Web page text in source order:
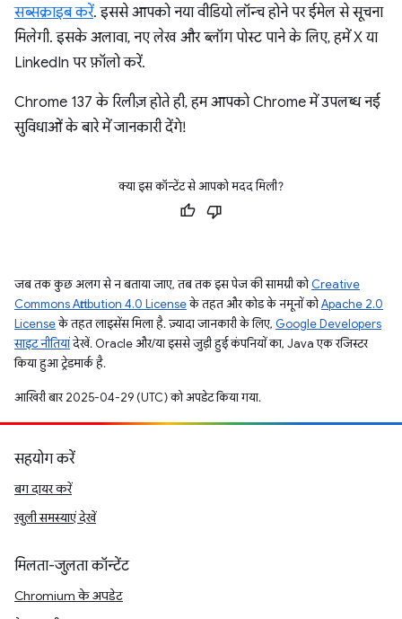
सब्सक्राइब करें. इससे आपको नया वीडियो लॉन्च होने पर ईमेल से सूचना
मिलेगी. इसके अलावा, नए लेख और ब्लॉग पोस्ट पाने के लिए, हमें X या
LinkedIn पर फ़ॉलो करें.
Chrome 137 के रिलीज़ होते ही, हम आपको Chrome में उपलब्ध नई
सुविधाओं के बारे में जानकारी देंगे!
क्या इस कॉन्टेंट से आपको मदद मिली?
जब तक कुछ अलग से न बताया जाए, तब तक इस पेज की सामग्री कोCreative
Commons Attribution 4.0 Licenseके तहत और कोड के नमूनों कोApache 2.0
Licenseके तहत लाइसेंस मिला है. ज़्यादा जानकारी के लिए, Google Developers
साइट नीतियांदेखें. Oracle और/या इससे जुड़ी हुई कंपनियों का, Java एक रजिस्टर
किया हुआ ट्रेडमार्क है.
आखिरी बार 2025-04-29 (UTC) को अपडेट किया गया.
सहयोग करें
बग दायर करें
खुली समस्याएं देखें
मिलता-जुलता कॉन्टेंट
Chromium के अपडेट